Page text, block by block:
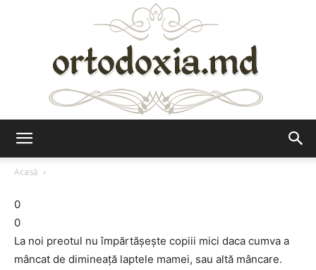
Acasă
0
0
La noi preotul nu împărtășește copiii mici daca cumva a
mâncat de dimineață laptele mamei, sau altă mâncare.